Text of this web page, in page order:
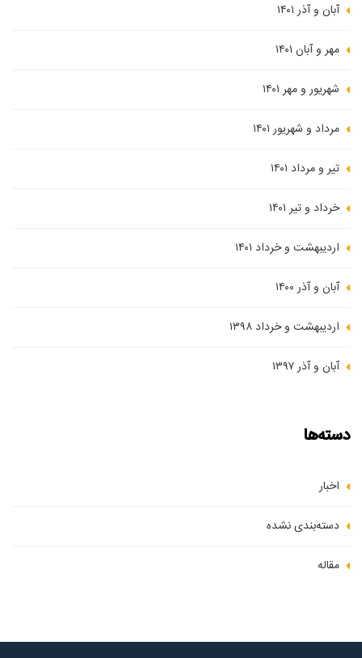
آبان و آذر ۱۴۰۱
مهر و آبان ۱۴۰۱
شهریور و مهر ۱۴۰۱
مرداد و شهریور ۱۴۰۱
تیر و مرداد ۱۴۰۱
خرداد و تیر ۱۴۰۱
اردیبهشت و خرداد ۱۴۰۱
آبان و آذر ۱۴۰۰
اردیبهشت و خرداد ۱۳۹۸
آبان و آذر ۱۳۹۷
دسته‌ها
اخبار
دسته‌بندی نشده
مقاله